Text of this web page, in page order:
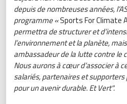
depuis de nombreuses années,
programme «Sports For Climate
permettra de structurer et
l’environnement et la planète,
ambassadeur de la lutte contre le
Nous aurons à cœur d’associer à
salariés, partenaires et
pour un avenir durable. Et Vert".